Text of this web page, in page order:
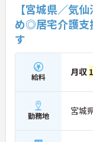
【宮城県／気
め◎居宅介護支
す
給料 月収
勤務地 宮城